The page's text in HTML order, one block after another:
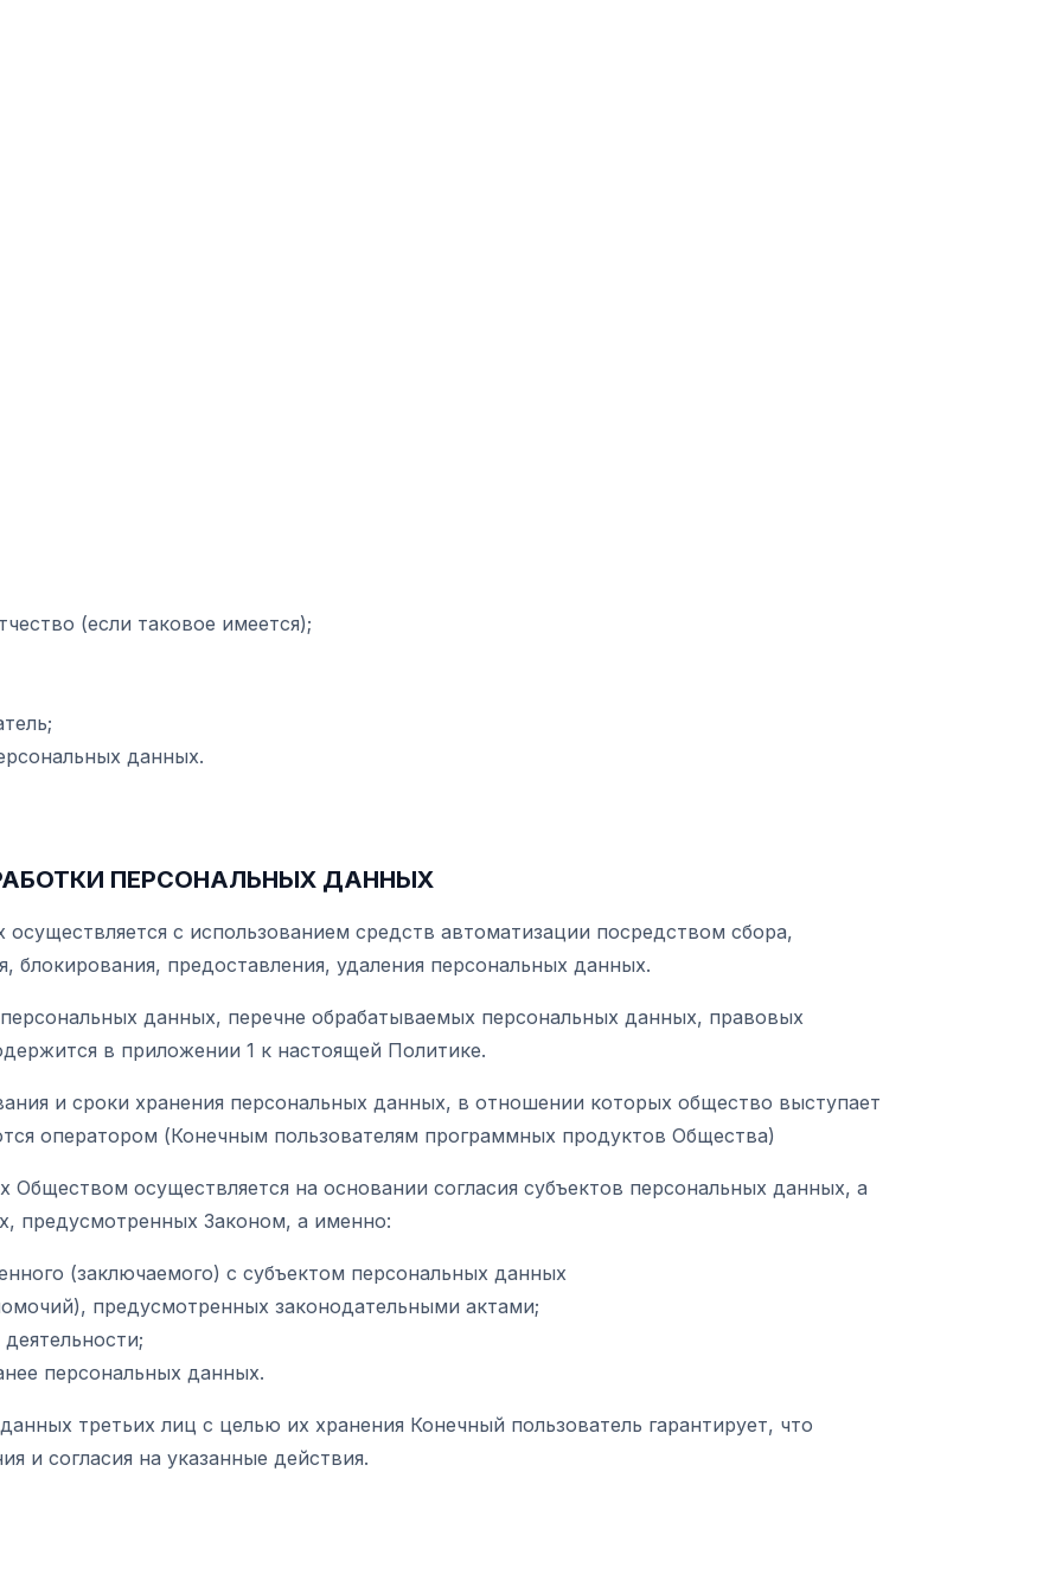
(если таковое имеется);
данных.
ПЕРСОНАЛЬНЫХ ДАННЫХ
осуществляется с использованием средств автоматизации посредством сбора,
блокирования, предоставления, удаления персональных данных.
данных, перечне обрабатываемых персональных данных, правовых
в приложении 1 к настоящей Политике.
и сроки хранения персональных данных, в отношении которых общество выступает
оператором (Конечным пользователям программных продуктов Общества)
Обществом осуществляется на основании согласия субъектов персональных данных, а
предусмотренных Законом, а именно:
(заключаемого) с субъектом персональных данных
предусмотренных законодательными актами;
персональных данных.
третьих лиц с целью их хранения Конечный пользователь гарантирует, что
и согласия на указанные действия.